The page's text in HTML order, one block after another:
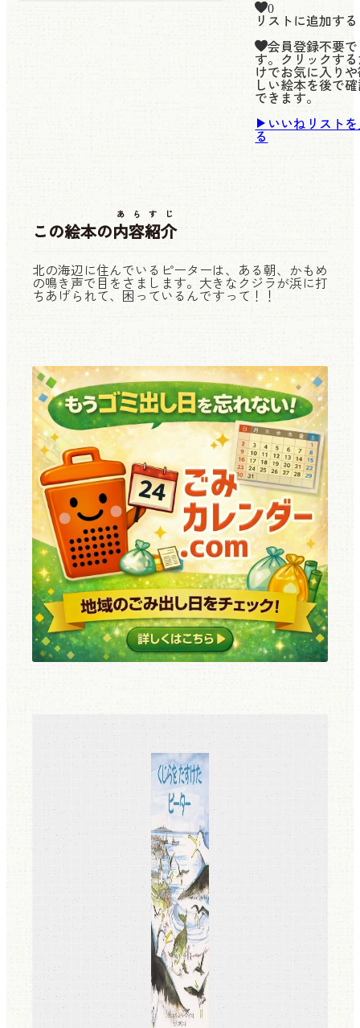
0
リストに追加する
会員登録不要で
す。クリックす
けでお気に入り
しい絵本を後で
できます。
いいねリスト
る
この絵本の内容紹介
あらすじ
北の海辺に住んでいるピーターは、ある朝、かもめ
の鳴き声で目をさまします。大きなクジラが浜に打
ちあげられて、困っているんですって！！